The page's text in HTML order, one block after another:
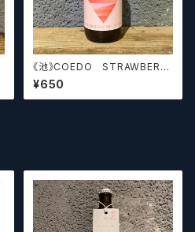
《池》COEDO STRAWBERR
Y WHEAT ALE コエド スト
ロベリーウィートエール 2022
【クラフトビールシザーズ】
¥650